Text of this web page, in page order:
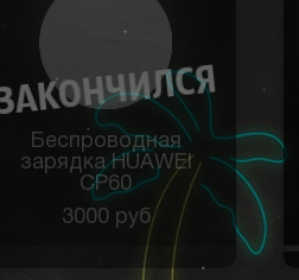
Беспроводная
зарядка HUAWEI
CP60
3000 руб